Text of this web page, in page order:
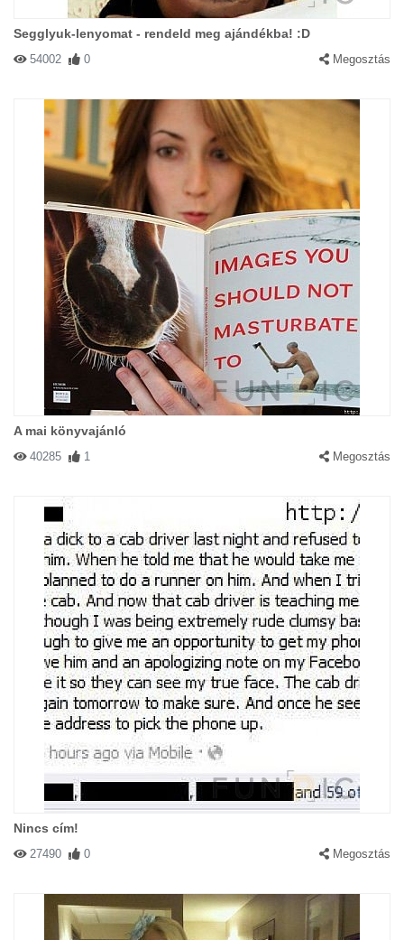
Segglyuk-lenyomat - rendeld meg ajándékba! :D
54002 0 Megosztás
A mai könyvajánló
40285 1 Megosztás
Nincs cím!
27490 0 Megosztás